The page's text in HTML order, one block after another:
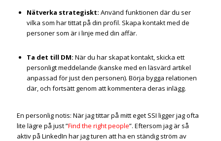
Nätverka strategiskt: Använd funktionen där du ser
vilka som har tittat på din profil. Skapa kontakt med de
personer som är i linje med din affär.
Ta det till DM: När du har skapat kontakt, skicka ett
personligt meddelande (kanske med en läsvärd artikel
anpassad för just den personen). Börja bygga relationen
där, och fortsätt genom att kommentera deras inlägg.
En personlig notis: När jag tittar på mitt eget SSI ligger jag ofta
lite lägre på just ”Find the right people”. Eftersom jag är så
aktiv på LinkedIn har jag turen att ha en ständig ström av